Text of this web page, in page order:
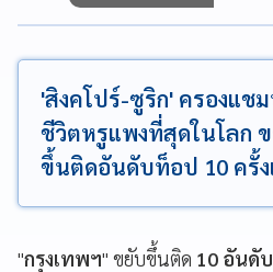
'สิงคโปร์-ซูริก' ครองแช
ชีวิตหรูแพงที่สุดในโลก
ขึ้นติดอันดับท็อป 10 ครั้ง
"กรุงเทพฯ" ขยับขึ้นติด 10 อันดั